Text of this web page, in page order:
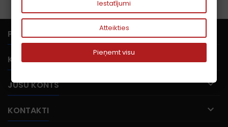
PRECES 
KOMPĀNIJA 
JŪSU KONTS 
KONTAKTI 
Iestatījumi
Atteikties
Pieņemt visu